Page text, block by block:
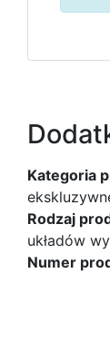
Kategoria
Rodzaj
układów
Numer